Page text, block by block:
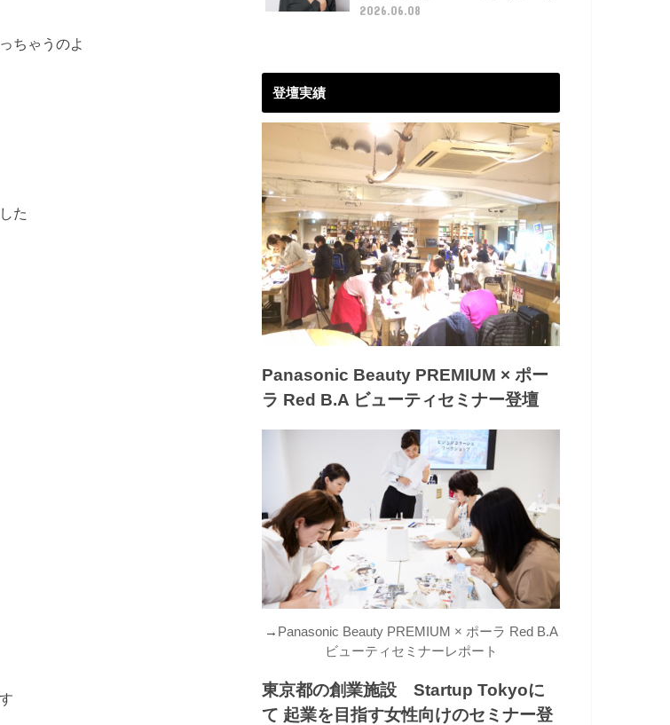
ちゃうのよ
た
2026.06.08
登壇実績
Panasonic Beauty PREMIUM × ポー
ラ Red B.A ビューティセミナー登壇
→ Panasonic Beauty PREMIUM × ポーラ Red B.A
ビューティセミナーレポート
東京都の創業施設 Startup Tokyoに
て 起業を目指す女性向けのセミナー登